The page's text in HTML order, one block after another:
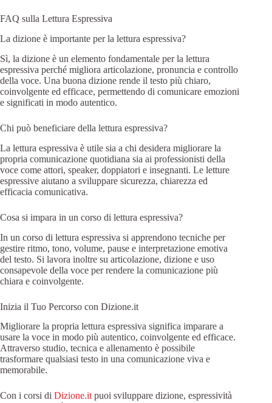
FAQ sulla Lettura Espressiva
La dizione è importante per la lettura espressiva?
Sì, la dizione è un elemento fondamentale per la lettura
espressiva perché migliora articolazione, pronuncia e controllo
della voce. Una buona dizione rende il testo più chiaro,
coinvolgente ed efficace, permettendo di comunicare emozioni
e significati in modo autentico.
Chi può beneficiare della lettura espressiva?
La lettura espressiva è utile sia a chi desidera migliorare la
propria comunicazione quotidiana sia ai professionisti della
voce come attori, speaker, doppiatori e insegnanti. Le letture
espressive aiutano a sviluppare sicurezza, chiarezza ed
efficacia comunicativa.
Cosa si impara in un corso di lettura espressiva?
In un corso di lettura espressiva si apprendono tecniche per
gestire ritmo, tono, volume, pause e interpretazione emotiva
del testo. Si lavora inoltre su articolazione, dizione e uso
consapevole della voce per rendere la comunicazione più
chiara e coinvolgente.
Inizia il Tuo Percorso con Dizione.it
Migliorare la propria lettura espressiva significa imparare a
usare la voce in modo più autentico, coinvolgente ed efficace.
Attraverso studio, tecnica e allenamento è possibile
trasformare qualsiasi testo in una comunicazione viva e
memorabile.
Con i corsi di Dizione.it puoi sviluppare dizione, espressività